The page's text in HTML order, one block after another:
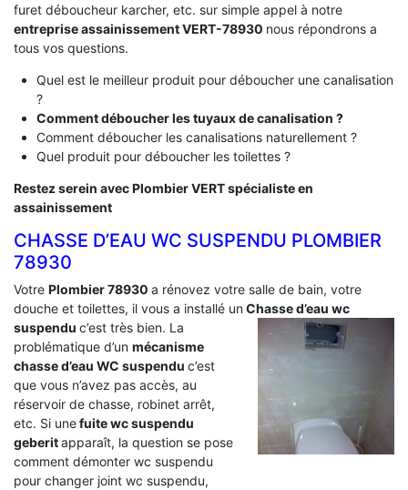
furet déboucheur karcher, etc. sur simple appel à notre
entreprise assainissement VERT-78930 nous répondrons a
tous vos questions.
Quel est le meilleur produit pour déboucher une canalisation
?
Comment déboucher les tuyaux de canalisation ?
Comment déboucher les canalisations naturellement ?
Quel produit pour déboucher les toilettes ?
Restez serein avec Plombier VERT spécialiste en
assainissement
CHASSE D’EAU WC SUSPENDU PLOMBIER
78930
Votre Plombier 78930 a rénovez votre salle de bain, votre
douche et toilettes, il vous a installé unChasse d’eau wc
suspendu c’est très bien. La
problématique d’un mécanisme
chasse d’eau WC suspendu c’est
que vous n’avez pas accès, au
réservoir de chasse, robinet arrêt,
etc. Si unefuite wc suspendu
geberitapparaît, la question se pose
comment démonter wc suspendu
pour changer joint wc suspendu,